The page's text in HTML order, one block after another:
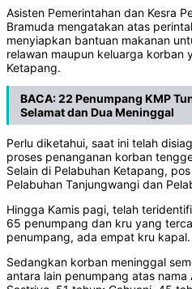
Asisten Pemerintahan dan Kesra
Bramuda mengatakan atas
menyiapkan bantuan makanan
relawan maupun keluarga korban
Ketapang.
BACA:22 Penumpang KMP
Selamat dan Dua Meninggal
Perlu diketahui, saat ini telah
proses penanganan korban
Selain di Pelabuhan Ketapang,
Pelabuhan Tanjungwangi dan
Hingga Kamis pagi, telah
65 penumpang dan kru yang
penumpang, ada empat kru kapal.
Sedangkan korban meninggal
antara lain penumpang atas